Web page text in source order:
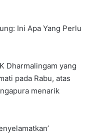
Ini Apa Yang Perlu
Dharmalingam yang
pada Rabu, atas
menarik